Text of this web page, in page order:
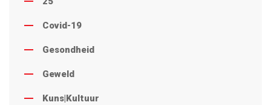
Covid-19
Gesondheid
Geweld
Kuns|Kultuur